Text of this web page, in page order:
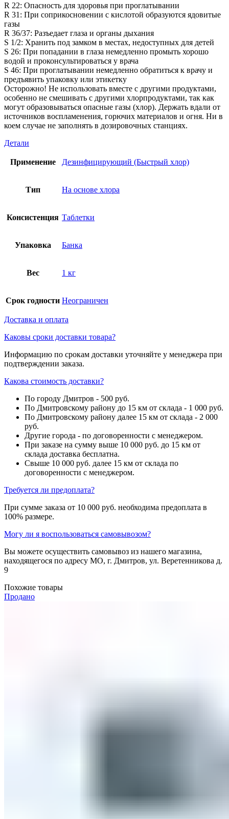
R 22: Опасность для здоровья при проглатывании
R 31: При соприкосновении с кислотой образуются ядовитые
газы
R 36/37: Разъедает глаза и органы дыхания
S 1/2: Хранить под замком в местах, недоступных для детей
S 26: При попадании в глаза немедленно промыть хорошо
водой и проконсультироваться у врача
S 46: При проглатывании немедленно обратиться к врачу и
предъявить упаковку или этикетку
Осторожно! Не использовать вместе с другими продуктами,
особенно не смешивать с другими хлорпродуктами, так как
могут образовываться опасные газы (хлор). Держать вдали от
источников воспламенения, горючих материалов и огня. Ни в
коем случае не заполнять в дозировочных станциях.
Детали
Применение Дезинфицирующий (Быстрый хлор)
Тип На основе хлора
Консистенция Таблетки
Упаковка Банка
Вес 1 кг
Срок годности Неограничен
Доставка и оплата
Каковы сроки доставки товара?
Информацию по срокам доставки уточняйте у менеджера при
подтверждении заказа.
Какова стоимость доставки?
По городу Дмитров - 500 руб.
По Дмитровскому району до 15 км от склада - 1 000 руб.
По Дмитровскому району далее 15 км от склада - 2 000
руб.
Другие города - по договоренности с менеджером.
При заказе на сумму выше 10 000 руб. до 15 км от
склада доставка бесплатна.
Свыше 10 000 руб. далее 15 км от склада по
договоренности с менеджером.
Требуется ли предоплата?
При сумме заказа от 10 000 руб. необходима предоплата в
100% размере.
Могу ли я воспользоваться самовывозом?
Вы можете осуществить самовывоз из нашего магазина,
находящегося по адресу МО, г. Дмитров, ул. Веретенникова д.
9
Похожие товары
Продано